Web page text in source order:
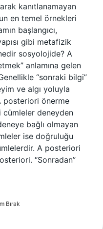
kanıtlanamayan
en temel örnekleri
başlangıcı,
gibi metafizik
sosyolojide? A
anlamına gelen
“sonraki bilgi”
ve algı yoluyla
posteriori önerme
cümleler deneyden
bağlı olmayan
ise doğruluğu
A posteriori
“Sonradan”
Bırak